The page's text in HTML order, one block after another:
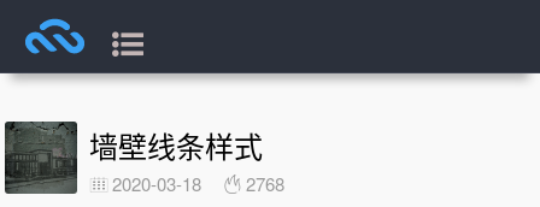
墙壁线条样式
2020-03-18 2768